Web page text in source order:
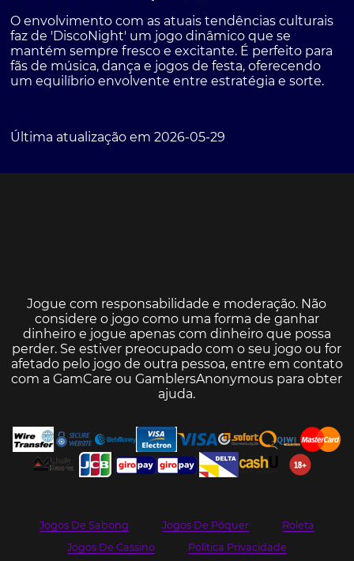
O envolvimento com as atuais tendências culturais
faz de 'DiscoNight' um jogo dinâmico que se
mantém sempre fresco e excitante. É perfeito para
fãs de música, dança e jogos de festa, oferecendo
um equilíbrio envolvente entre estratégia e sorte.
Última atualização em 2026-05-29
Jogue com responsabilidade e moderação. Não
considere o jogo como uma forma de ganhar
dinheiro e jogue apenas com dinheiro que possa
perder. Se estiver preocupado com o seu jogo ou for
afetado pelo jogo de outra pessoa, entre em contato
com aGamCare ouGamblersAnonymous para obter
ajuda.
Jogos De Sabong Jogos De Pôquer
Roleta
Jogos De Cassino
Política Privacidade